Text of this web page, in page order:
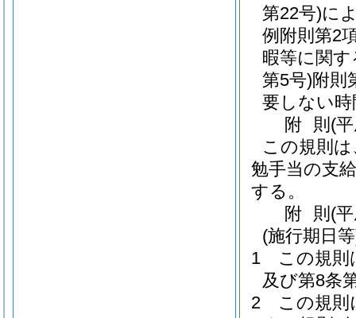
第22号)に
例附則第2
暇等に関
第5号)附則
要しない
附 則 (
この規則
勉手当の支
する。
附 則 (
(施行期日
1
この規則
及び第8条
2
この規則